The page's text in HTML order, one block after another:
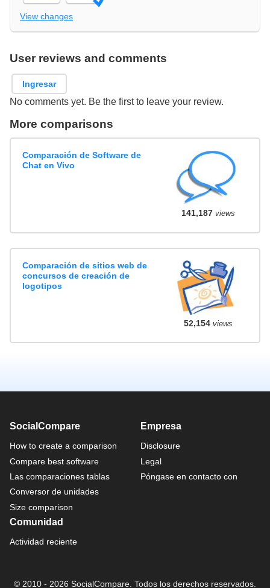
View changes
User reviews and comments
Ingresar
No comments yet. Be the first to leave your review.
More comparisons
Comparación de Software de
Chat en Vivo
141,187views
Comparación de sitios web de
concursos de creación de
logotipos
52,154views
SocialCompare
How to create a comparison
Compare best software
Las comparaciones tablas
Conversor de unidades
Size comparison
Empresa
Disclosure
Legal
Póngase en contacto con
Comunidad
Actividad reciente
© 2010 - 2026 SocialCompare. Todos los derechos reservados.